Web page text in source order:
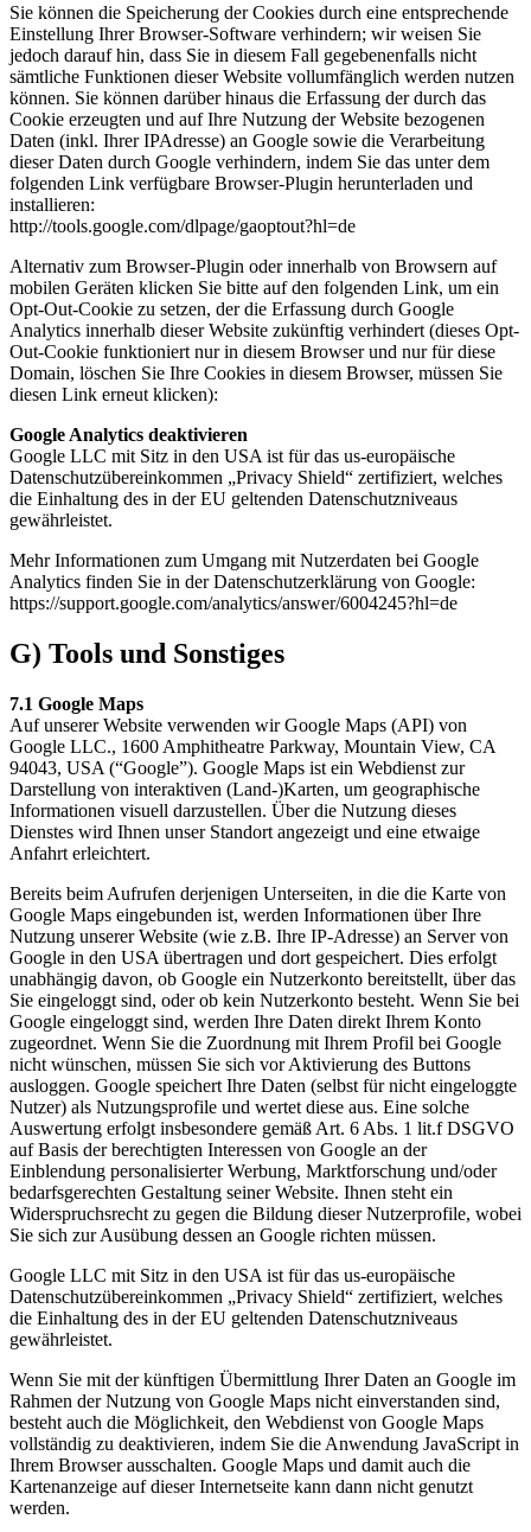
Sie können die Speicherung der Cookies durch eine entsprechende
Einstellung Ihrer Browser-Software verhindern; wir weisen Sie
jedoch darauf hin, dass Sie in diesem Fall gegebenenfalls nicht
sämtliche Funktionen dieser Website vollumfänglich werden nutzen
können. Sie können darüber hinaus die Erfassung der durch das
Cookie erzeugten und auf Ihre Nutzung der Website bezogenen
Daten (inkl. Ihrer IPAdresse) an Google sowie die Verarbeitung
dieser Daten durch Google verhindern, indem Sie das unter dem
folgenden Link verfügbare Browser-Plugin herunterladen und
installieren:
http://tools.google.com/dlpage/gaoptout?hl=de
Alternativ zum Browser-Plugin oder innerhalb von Browsern auf
mobilen Geräten klicken Sie bitte auf den folgenden Link, um ein
Opt-Out-Cookie zu setzen, der die Erfassung durch Google
Analytics innerhalb dieser Website zukünftig verhindert (dieses Opt-
Out-Cookie funktioniert nur in diesem Browser und nur für diese
Domain, löschen Sie Ihre Cookies in diesem Browser, müssen Sie
diesen Link erneut klicken):
Google Analytics deaktivieren
Google LLC mit Sitz in den USA ist für das us-europäische
Datenschutzübereinkommen „Privacy Shield“ zertifiziert, welches
die Einhaltung des in der EU geltenden Datenschutzniveaus
gewährleistet.
Mehr Informationen zum Umgang mit Nutzerdaten bei Google
Analytics finden Sie in der Datenschutzerklärung von Google:
https://support.google.com/analytics/answer/6004245?hl=de
G) Tools und Sonstiges
7.1 Google Maps
Auf unserer Website verwenden wir Google Maps (API) von
Google LLC., 1600 Amphitheatre Parkway, Mountain View, CA
94043, USA (“Google”). Google Maps ist ein Webdienst zur
Darstellung von interaktiven (Land-)Karten, um geographische
Informationen visuell darzustellen. Über die Nutzung dieses
Dienstes wird Ihnen unser Standort angezeigt und eine etwaige
Anfahrt erleichtert.
Bereits beim Aufrufen derjenigen Unterseiten, in die die Karte von
Google Maps eingebunden ist, werden Informationen über Ihre
Nutzung unserer Website (wie z.B. Ihre IP-Adresse) an Server von
Google in den USA übertragen und dort gespeichert. Dies erfolgt
unabhängig davon, ob Google ein Nutzerkonto bereitstellt, über das
Sie eingeloggt sind, oder ob kein Nutzerkonto besteht. Wenn Sie bei
Google eingeloggt sind, werden Ihre Daten direkt Ihrem Konto
zugeordnet. Wenn Sie die Zuordnung mit Ihrem Profil bei Google
nicht wünschen, müssen Sie sich vor Aktivierung des Buttons
ausloggen. Google speichert Ihre Daten (selbst für nicht eingeloggte
Nutzer) als Nutzungsprofile und wertet diese aus. Eine solche
Auswertung erfolgt insbesondere gemäß Art. 6 Abs. 1 lit.f DSGVO
auf Basis der berechtigten Interessen von Google an der
Einblendung personalisierter Werbung, Marktforschung und/oder
bedarfsgerechten Gestaltung seiner Website. Ihnen steht ein
Widerspruchsrecht zu gegen die Bildung dieser Nutzerprofile, wobei
Sie sich zur Ausübung dessen an Google richten müssen.
Google LLC mit Sitz in den USA ist für das us-europäische
Datenschutzübereinkommen „Privacy Shield“ zertifiziert, welches
die Einhaltung des in der EU geltenden Datenschutzniveaus
gewährleistet.
Wenn Sie mit der künftigen Übermittlung Ihrer Daten an Google im
Rahmen der Nutzung von Google Maps nicht einverstanden sind,
besteht auch die Möglichkeit, den Webdienst von Google Maps
vollständig zu deaktivieren, indem Sie die Anwendung JavaScript in
Ihrem Browser ausschalten. Google Maps und damit auch die
Kartenanzeige auf dieser Internetseite kann dann nicht genutzt
werden.